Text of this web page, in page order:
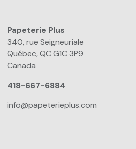
Papeterie Plus​
340, rue Seigneuriale
Québec, QC G1C 3P9
Canada
418-667-6884
info@papeterieplus.com